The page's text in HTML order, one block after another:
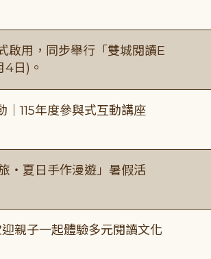
啟用，同步舉行「雙城閱讀E
4日)。
115年度參與式互動講座
・夏日手作漫遊」暑假活
親子一起體驗多元閱讀文化